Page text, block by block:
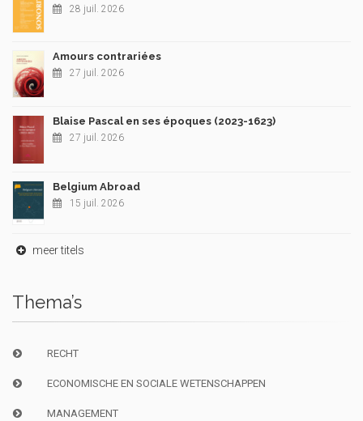
28 juil. 2026
Amours contrariées
27 juil. 2026
Blaise Pascal en ses époques (2023-1623)
27 juil. 2026
Belgium Abroad
15 juil. 2026
meer titels
Thema’s
RECHT
ECONOMISCHE EN SOCIALE WETENSCHAPPEN
MANAGEMENT